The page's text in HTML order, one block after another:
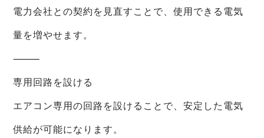
電力会社との契約を見直すことで、使用できる電気
量を増やせます。
⸻
専用回路を設ける
エアコン専用の回路を設けることで、安定した電気
供給が可能になります。